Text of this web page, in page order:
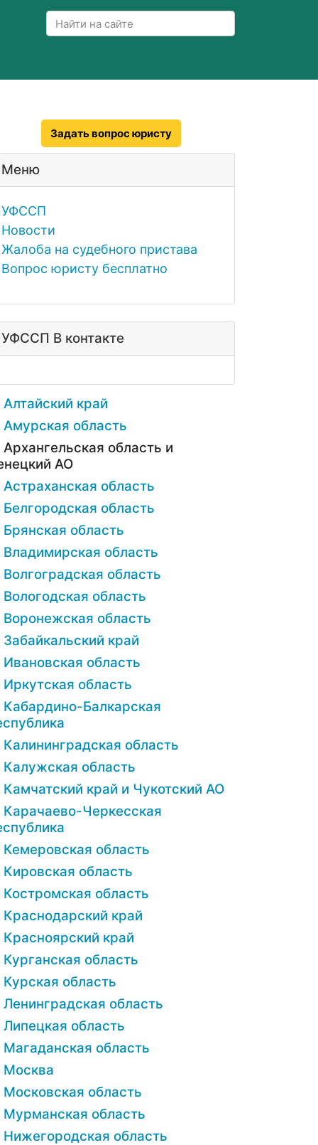
Задать вопрос юристу
Меню
УФССП
Новости
Жалоба на судебного пристава
Вопрос юристу бесплатно
УФССП В контакте
Алтайский край
Амурская область
Архангельская область и
АО
Астраханская область
Белгородская область
Брянская область
Владимирская область
Волгоградская область
Вологодская область
Воронежская область
Забайкальский край
Ивановская область
Иркутская область
Кабардино-Балкарская
Калининградская область
Калужская область
Камчатский край и Чукотский АО
Карачаево-Черкесская
Кемеровская область
Кировская область
Костромская область
Краснодарский край
Красноярский край
Курганская область
Курская область
Ленинградская область
Липецкая область
Магаданская область
Москва
Московская область
Мурманская область
Нижегородская область